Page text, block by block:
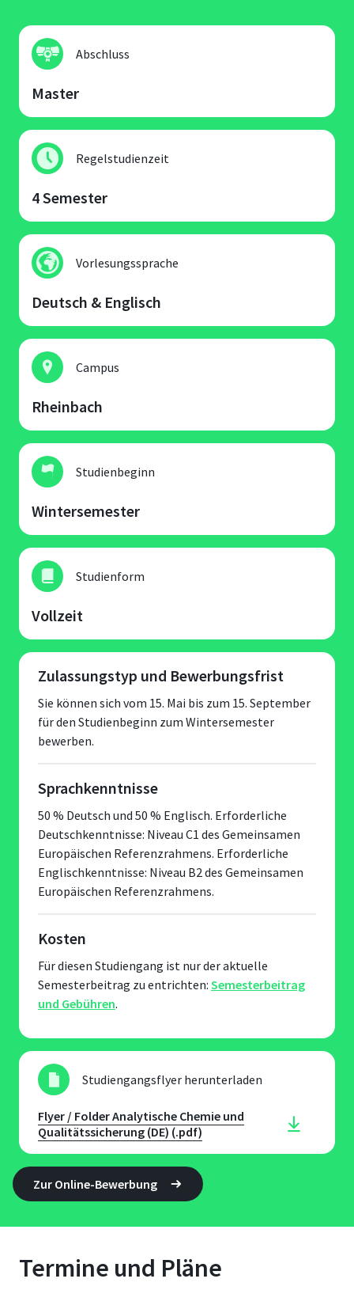
Abschluss
Master
Regelstudienzeit
4 Semester
Vorlesungssprache
Deutsch & Englisch
Campus
Rheinbach
Studienbeginn
Wintersemester
Studienform
Vollzeit
Zulassungstyp und Bewerbungsfrist
Sie können sich vom 15. Mai bis zum 15. September
für den Studienbeginn zum Wintersemester
bewerben.
Sprachkenntnisse
50 % Deutsch und 50 % Englisch. Erforderliche
Deutschkenntnisse: Niveau C1 des Gemeinsamen
Europäischen Referenzrahmens. Erforderliche
Englischkenntnisse: Niveau B2 des Gemeinsamen
Europäischen Referenzrahmens.
Kosten
Für diesen Studiengang ist nur der aktuelle
Semesterbeitrag zu entrichten: Semesterbeitrag
und Gebühren.
Studiengangsflyer herunterladen
Flyer / Folder Analytische Chemie und
Qualitätssicherung (DE) (.pdf)
Zur Online-Bewerbung
Termine und Pläne